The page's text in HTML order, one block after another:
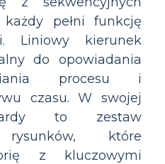
pełni funkcję
Liniowy kierunek
do opowiadania
procesu i
czasu. W swojej
to zestaw
rysunków, które
z kluczowymi